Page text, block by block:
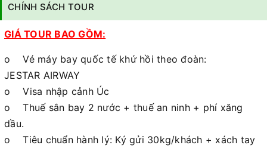
CHÍNH SÁCH TOUR
GIÁ TOUR BAO GỒM:
o Vé máy bay quốc tế khứ hồi theo đoàn:
JESTAR AIRWAY
o Visa nhập cảnh Úc
o Thuế sân bay 2 nước + thuế an ninh + phí xăng
dầu.
o Tiêu chuẩn hành lý: Ký gửi 30kg/khách + xách tay